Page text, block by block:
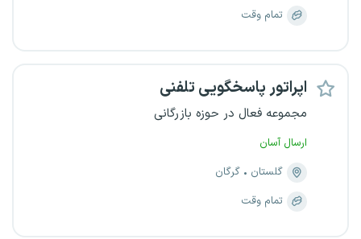
تمام وقت
اپراتور پاسخگویی تلفنی
مجموعه فعال در حوزه بازرگانی
ارسال آسان
گلستان
گرگان
تمام وقت